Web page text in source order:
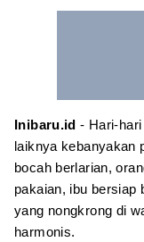
Inibaru.id- Hari-
laiknya kebanyakan
bocah berlarian,
pakaian, ibu bersiap
yang nongkrong di
harmonis.